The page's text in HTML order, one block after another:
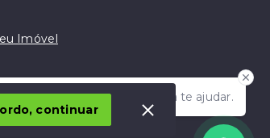
Olá! Estamos disponíveis para te ajudar.
Imóvel
continuar